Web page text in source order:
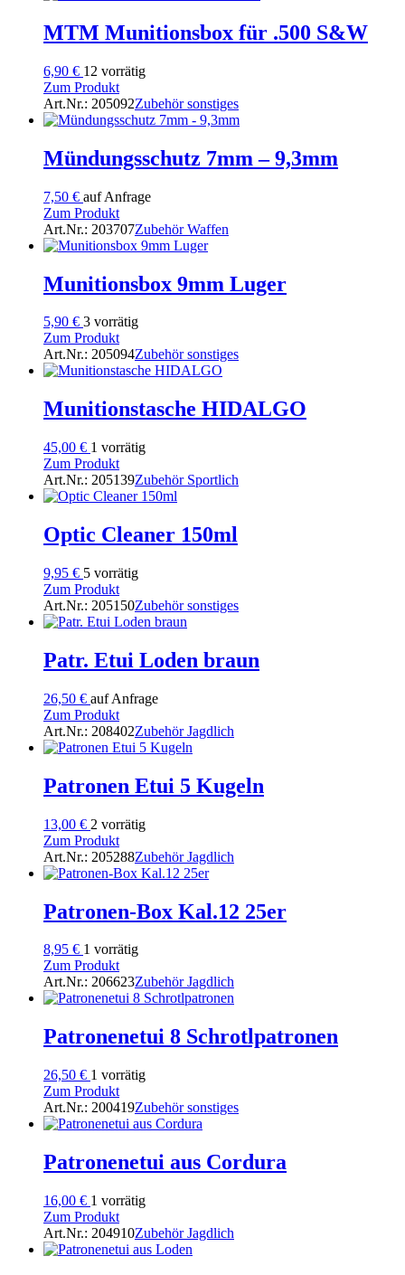
MTM Munitionsbox für .500 S&W
6,90 € 12 vorrätig
Zum Produkt
Art.Nr.: 205092Zubehör sonstiges
Mündungsschutz 7mm – 9,3mm
7,50 € auf Anfrage
Zum Produkt
Art.Nr.: 203707Zubehör Waffen
Munitionsbox 9mm Luger
5,90 € 3 vorrätig
Zum Produkt
Art.Nr.: 205094Zubehör sonstiges
Munitionstasche HIDALGO
45,00 € 1 vorrätig
Zum Produkt
Art.Nr.: 205139Zubehör Sportlich
Optic Cleaner 150ml
9,95 € 5 vorrätig
Zum Produkt
Art.Nr.: 205150Zubehör sonstiges
Patr. Etui Loden braun
26,50 € auf Anfrage
Zum Produkt
Art.Nr.: 208402Zubehör Jagdlich
Patronen Etui 5 Kugeln
13,00 € 2 vorrätig
Zum Produkt
Art.Nr.: 205288Zubehör Jagdlich
Patronen-Box Kal.12 25er
8,95 € 1 vorrätig
Zum Produkt
Art.Nr.: 206623Zubehör Jagdlich
Patronenetui 8 Schrotlpatronen
26,50 € 1 vorrätig
Zum Produkt
Art.Nr.: 200419Zubehör sonstiges
Patronenetui aus Cordura
16,00 € 1 vorrätig
Zum Produkt
Art.Nr.: 204910Zubehör Jagdlich